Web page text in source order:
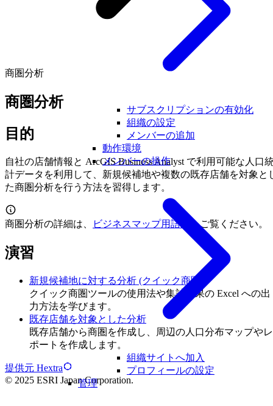
サブスクリプションの有効化
組織の設定
メンバーの追加
動作環境
メンバーの操作
組織サイトへ加入
プロフィールの設定
管理
商圏分析
商圏分析
目的
自社の店舗情報と ArcGIS Business Analyst で利用可能な人口
計データを利用して、新規候補地や複数の既存店舗を対象と
た商圏分析を行う方法を習得します。
商圏分析の詳細は、 ビジネスマップ用語集 をご覧ください。
演習
新規候補地に対する分析 (クイック商圏)
クイック商圏ツールの使用法や集計結果の Excel への出
力方法を学びます。
既存店舗を対象とした分析
既存店舗から商圏を作成し、周辺の人口分布マップやレ
ポートを作成します。
提供元 Hextra
© 2025 ESRI Japan Corporation.